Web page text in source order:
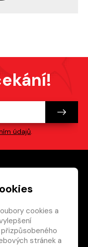
cookies a
stránek a
údajů.
na sociální